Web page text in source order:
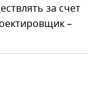
за счет
–